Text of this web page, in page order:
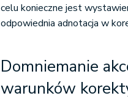
celu konieczne jest
odpowiednia adnotacja w
Domniemanie
warunków